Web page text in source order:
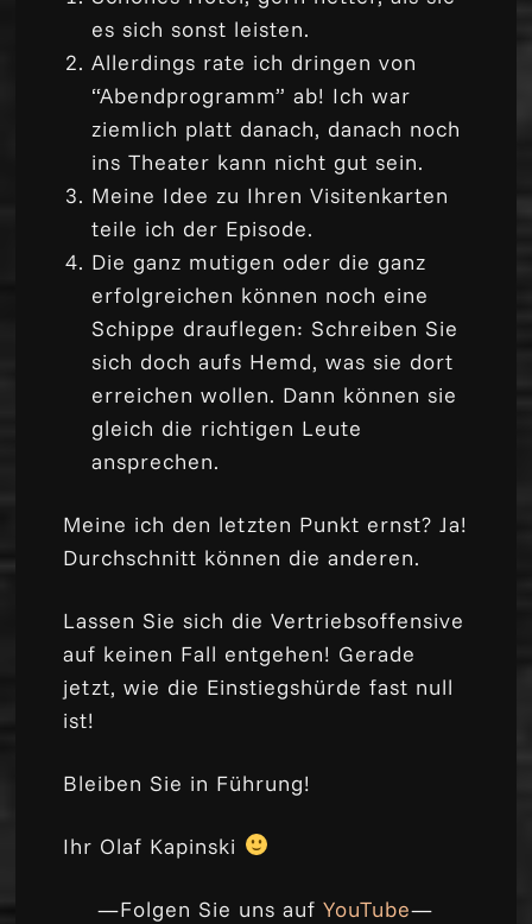
es sich sonst leisten.
Allerdings rate ich dringen von
“Abendprogramm” ab! Ich war
ziemlich platt danach, danach noch
ins Theater kann nicht gut sein.
Meine Idee zu Ihren Visitenkarten
teile ich der Episode.
Die ganz mutigen oder die ganz
erfolgreichen können noch eine
Schippe drauflegen: Schreiben Sie
sich doch aufs Hemd, was sie dort
erreichen wollen. Dann können sie
gleich die richtigen Leute
ansprechen.
Meine ich den letzten Punkt ernst? Ja!
Durchschnitt können die anderen.
Lassen Sie sich die Vertriebsoffensive
auf keinen Fall entgehen! Gerade
jetzt, wie die Einstiegshürde fast null
ist!
Bleiben Sie in Führung!
Ihr Olaf Kapinski
—Folgen Sie uns aufYouTube—